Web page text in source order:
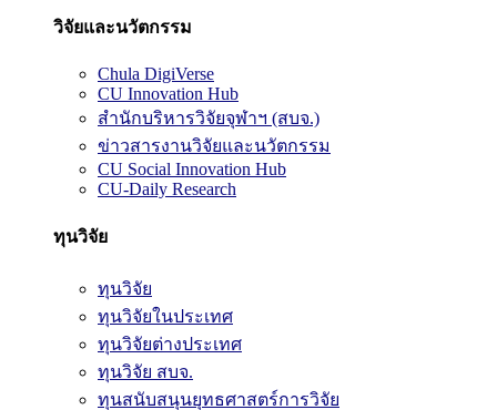
วิจัยและนวัตกรรม
Chula DigiVerse
CU Innovation Hub
สำนักบริหารวิจัยจุฬาฯ (สบจ.)
ข่าวสารงานวิจัยและนวัตกรรม
CU Social Innovation Hub
CU-Daily Research
ทุนวิจัย
ทุนวิจัย
ทุนวิจัยในประเทศ
ทุนวิจัยต่างประเทศ
ทุนวิจัย สบจ.
ทุนสนับสนุนยุทธศาสตร์การวิจัย